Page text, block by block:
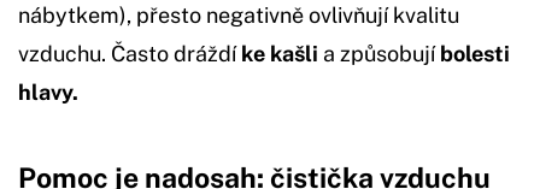
nábytkem), přesto negativně ovlivňují kvalitu
vzduchu. Často dráždíke kašli a způsobujíbolesti
hlavy.
Pomoc je nadosah: čistička vzduchu